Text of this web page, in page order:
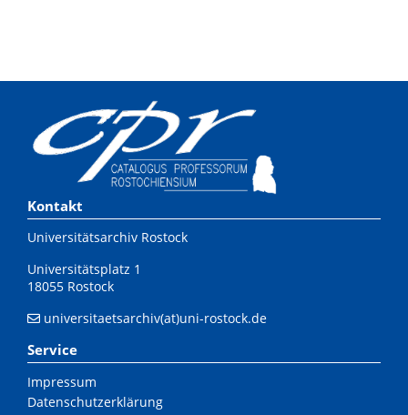
Kontakt
Universitätsarchiv Rostock
Universitätsplatz 1
18055 Rostock
universitaetsarchiv(at)uni-rostock.de
Service
Impressum
Datenschutzerklärung